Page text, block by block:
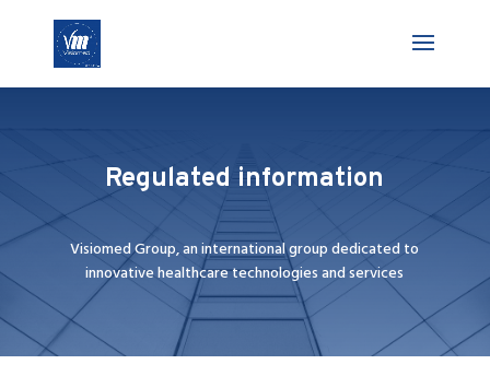
Regulated information
Visiomed Group, an international group dedicated to
innovative healthcare technologies and services